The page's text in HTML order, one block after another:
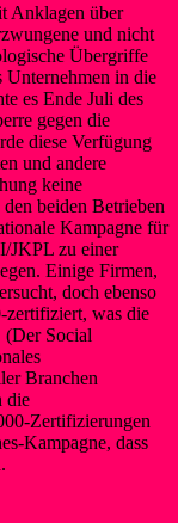
Anklagen über
und nicht
Übergriffe
Unternehmen in die
es Ende Juli des
gegen die
diese Verfügung
und andere
keine
beiden Betrieben
Kampagne für
JKPL zu einer
Einige Firmen,
doch ebenso
zertifiziert, was die
(Der Social
Branchen
die
Zertifizierungen
Kampagne, dass